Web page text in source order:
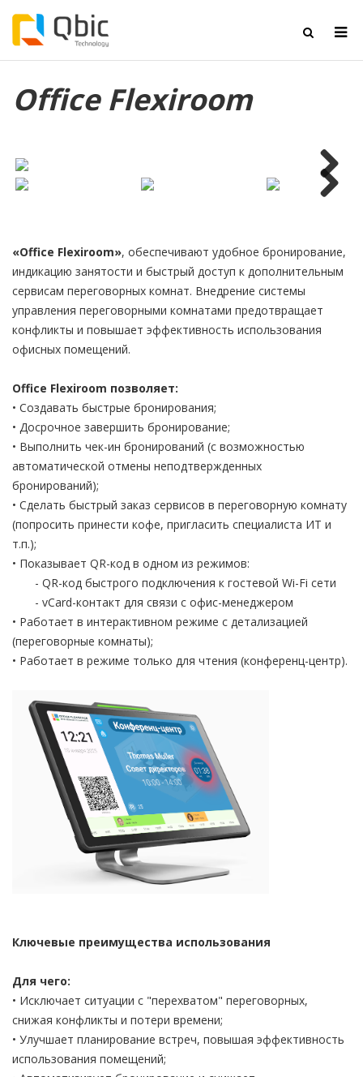
Office Flexiroom
Next
«Office Flexiroom», обеспечивают удобное бронирование,
индикацию занятости и быстрый доступ к дополнительным
сервисам переговорных комнат. Внедрение системы
управления переговорными комнатами предотвращает
конфликты и повышает эффективность использования
офисных помещений.
Office Flexiroom позволяет:
• Создавать быстрые бронирования;
• Досрочное завершить бронирование;
• Выполнить чек-ин бронирований (с возможностью
автоматической отмены неподтвержденных
бронирований);
• Сделать быстрый заказ сервисов в переговорную комнату
(попросить принести кофе, пригласить специалиста ИТ и
т.п.);
• Показывает QR-код в одном из режимов:
- QR-код быстрого подключения к гостевой Wi-Fi сети
- vCard-контакт для связи с офис-менеджером
• Работает в интерактивном режиме с детализацией
(переговорные комнаты);
• Работает в режиме только для чтения (конференц-центр).
Ключевые преимущества использования
Для чего:
• Исключает ситуации с "перехватом" переговорных,
снижая конфликты и потери времени;
• Улучшает планирование встреч, повышая эффективность
использования помещений;